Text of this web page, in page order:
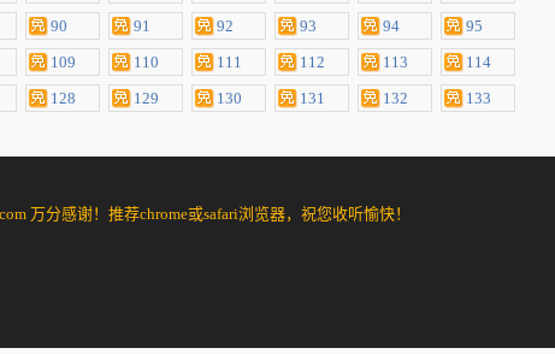
90 91 92 93 94
95
109 110 111 112 113
114
128 129 130 131 132
133
万分感谢！推荐chrome或safari浏览器，祝您收听愉快！